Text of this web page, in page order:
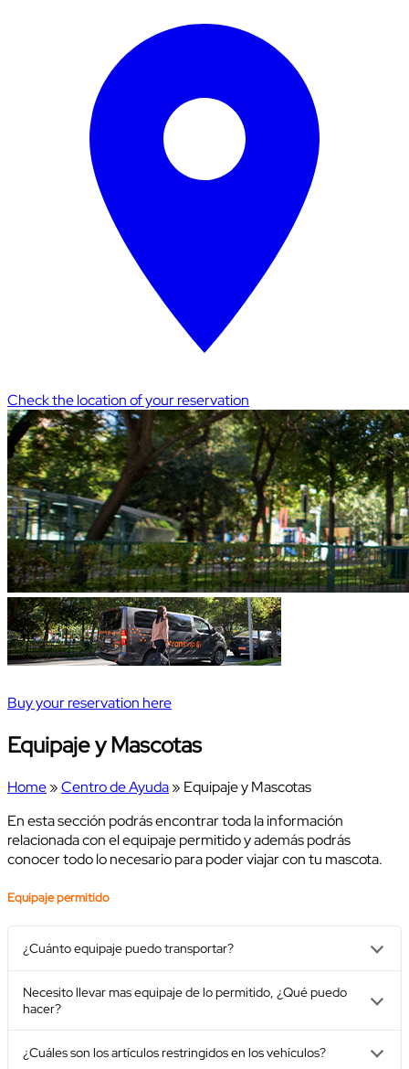
Check the location of your reservation
Buy your reservation here
Equipaje y Mascotas
Home»Centro de Ayuda» Equipaje y Mascotas
En esta sección podrás encontrar toda la información
relacionada con el equipaje permitido y además podrás
conocer todo lo necesario para poder viajar con tu mascota.
Equipaje permitido
¿Cuánto equipaje puedo transportar?
Necesito llevar mas equipaje de lo permitido, ¿Qué puedo
hacer?
¿Cuáles son los artículos restringidos en los vehículos?